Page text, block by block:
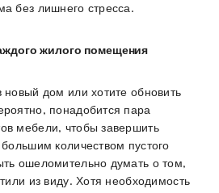
без лишнего стресса.
жилого помещения
дом или хотите обновить
понадобится пара
мебели, чтобы завершить
количеством пустого
ошеломительно думать о том,
из виду. Хотя необходимость